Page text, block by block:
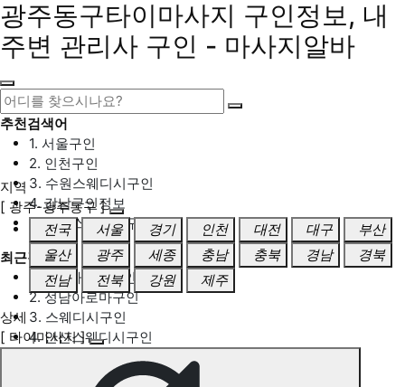
광주동구타이마사지 구인정보, 내
주변 관리사 구인 - 마사지알바
추천검색어
1. 서울구인
2. 인천구인
3. 수원스웨디시구인
4. 강남구인정보
5. 동탄스웨디시구인
최근검색어
1. 일산마사지구인
2. 성남아로마구인
3. 스웨디시구인
4. 안산스웨디시구인
지역
[ 광주-광주동구 ]
전국
서울 경기 인천 대전 대구
부산
울산
광주 세종 충남 충북 경남
경북
전남
전북 강원 제주
상세
[ 타이마사지 ]